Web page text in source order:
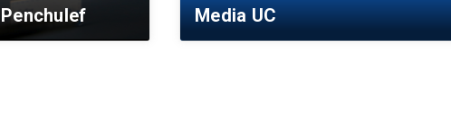
Penchulef
Media UC